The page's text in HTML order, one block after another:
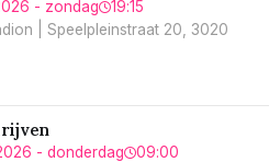
- zondag
19:15
| Speelpleinstraat 20, 3020
- donderdag
09:00